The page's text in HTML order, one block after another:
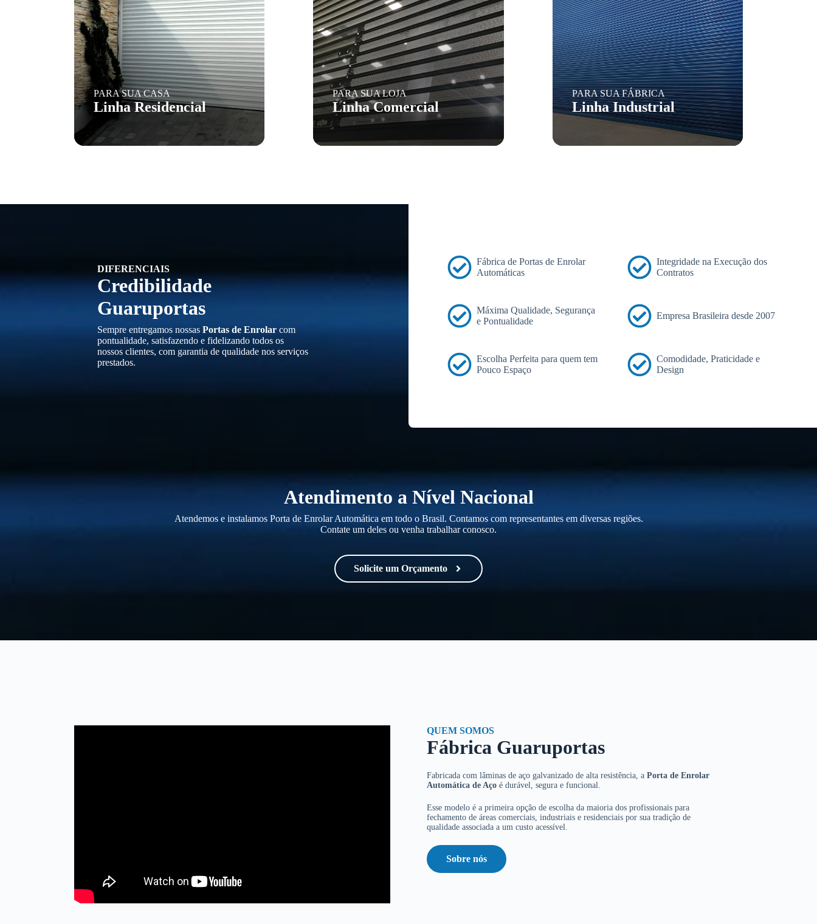
PARA SUA CASA
Linha Residencial
PARA SUA LOJA
Linha Comercial
PARA SUA FÁBRICA
Linha Industrial
DIFERENCIAIS
Credibilidade
Guaruportas
Sempre entregamos nossas Portas de Enrolar com
pontualidade, satisfazendo e fidelizando todos os
nossos clientes, com garantia de qualidade nos serviços
prestados.
Fábrica de Portas de Enrolar
Automáticas
Máxima Qualidade, Segurança
e Pontualidade
Escolha Perfeita para quem tem
Pouco Espaço
Integridade na Execução dos
Contratos
Empresa Brasileira desde 2007
Comodidade, Praticidade e
Design
Atendimento a Nível Nacional
Atendemos e instalamos Porta de Enrolar Automática em todo o Brasil. Contamos com representantes em diversas regiões.
Contate um deles ou venha trabalhar conosco.
Solicite um Orçamento
QUEM SOMOS
Fábrica Guaruportas
Fabricada com lâminas de aço galvanizado de alta resistência, a Porta de Enrolar
Automática de Aço é durável, segura e funcional.
Esse modelo é a primeira opção de escolha da maioria dos profissionais para
fechamento de áreas comerciais, industriais e residenciais por sua tradição de
qualidade associada a um custo acessível.
Sobre nós